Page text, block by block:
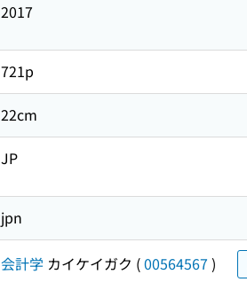
2017
721p
22cm
JP
jpn
会計学 カイケイガク (00564567 )